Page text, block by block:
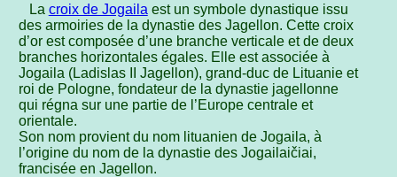
La croix de Jogaila est un symbole dynastique issu
des armoiries de la dynastie des Jagellon. Cette croix
d’or est composée d’une branche verticale et de deux
branches horizontales égales. Elle est associée à
Jogaila (Ladislas II Jagellon), grand-duc de Lituanie et
roi de Pologne, fondateur de la dynastie jagellonne
qui régna sur une partie de l’Europe centrale et
orientale.
Son nom provient du nom lituanien de Jogaila, à
l’origine du nom de la dynastie des Jogailaičiai,
francisée en Jagellon.